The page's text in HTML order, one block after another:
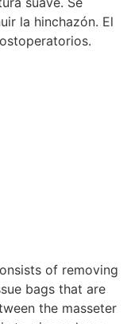
la hinchazón. El
of removing
bags that are
the masseter